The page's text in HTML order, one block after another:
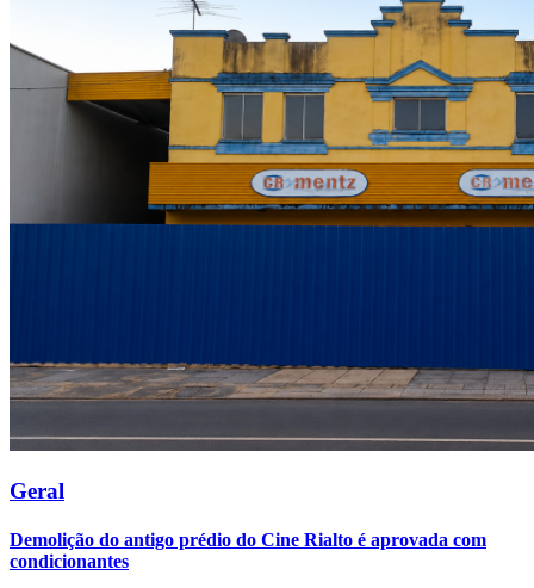
Geral
Demolição do antigo prédio do Cine Rialto é aprovada com
condicionantes